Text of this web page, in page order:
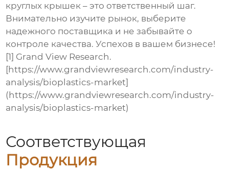
круглых крышек – это ответственный шаг.
Внимательно изучите рынок, выберите
надежного поставщика и не забывайте о
контроле качества. Успехов в вашем бизнесе!
[1] Grand View Research.
[https://www.grandviewresearch.com/industry-
analysis/bioplastics-market]
(https://www.grandviewresearch.com/industry-
analysis/bioplastics-market)
Соответствующая
Продукция